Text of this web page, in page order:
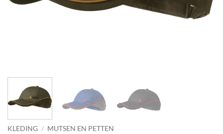
KLEDING / MUTSEN EN PETTEN